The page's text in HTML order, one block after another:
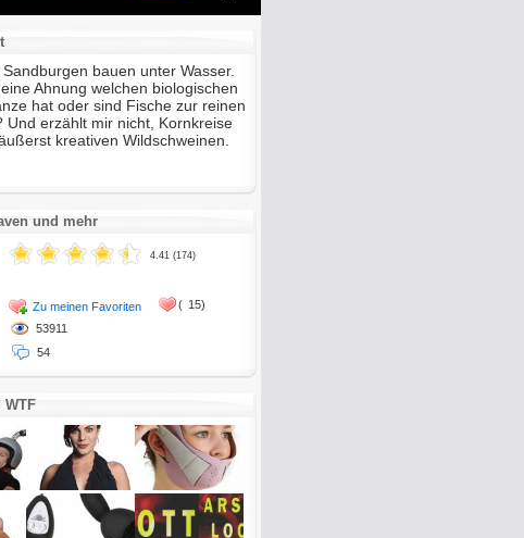
bauen unter Wasser.
Ahnung welchen biologischen
hat oder sind Fische zur reinen
Und erzählt mir nicht, Kornkreise
kreativen Wildschweinen.
und mehr
4.41 (174)
Zu meinen Favoriten
53911
54
( 15)
WTF